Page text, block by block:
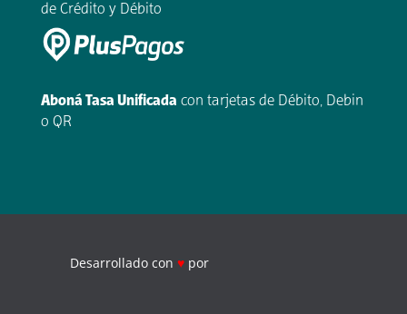
de Crédito y Débito
Aboná Tasa Unificada con tarjetas de Débito, Debin
o QR
Desarrollado con ♥ por